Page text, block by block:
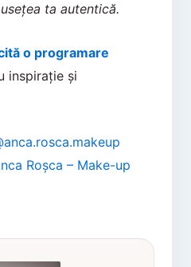
ta autentică.
o programare
inspirație și
Roșca – Make-up